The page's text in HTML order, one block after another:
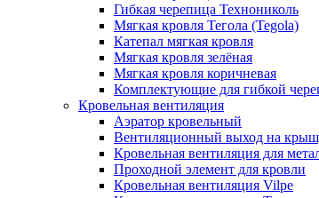
Гибкая черепица Технониколь
Мягкая кровля Тегола (Tegola)
Катепал мягкая кровля
Мягкая кровля зелёная
Мягкая кровля коричневая
Комплектующие для гибкой
Кровельная вентиляция
Аэратор кровельный
Вентиляционный выход на
Кровельная вентиляция для
Проходной элемент для кровли
Кровельная вентиляция Vilpe